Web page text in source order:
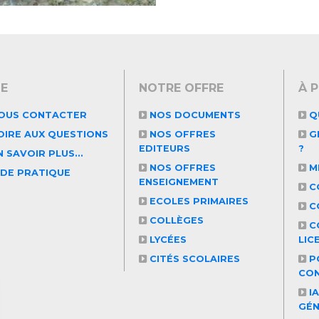
CONTACTER
AUX QUESTIONS
SAVOIR PLUS...
PRATIQUE
NOTRE OFFRE
NOS DOCUMENTS
NOS OFFRES
EDITEURS
NOS OFFRES
ENSEIGNEMENT
ECOLES PRIMAIRES
COLLÈGES
LYCÉES
CITÉS SCOLAIRES
À
?